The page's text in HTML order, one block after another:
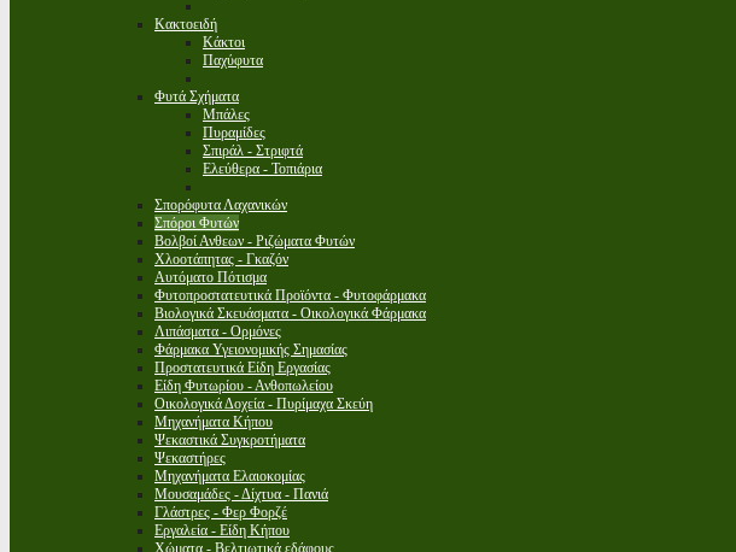
Κακτοειδή
Κάκτοι
Παχύφυτα
Φυτά Σχήματα
Μπάλες
Πυραμίδες
Σπιράλ - Στριφτά
Ελεύθερα - Τοπιάρια
Σπορόφυτα Λαχανικών
Σπόροι Φυτών
Βολβοί Ανθεων - Ριζώματα Φυτών
Χλοοτάπητας - Γκαζόν
Αυτόματο Πότισμα
Φυτοπροστατευτικά Προϊόντα - Φυτοφάρμακα
Βιολογικά Σκευάσματα - Οικολογικά Φάρμακα
Λιπάσματα - Ορμόνες
Φάρμακα Υγειονομικής Σημασίας
Προστατευτικά Είδη Εργασίας
Είδη Φυτωρίου - Ανθοπωλείου
Οικολογικά Δοχεία - Πυρίμαχα Σκεύη
Μηχανήματα Κήπου
Ψεκαστικά Συγκροτήματα
Ψεκαστήρες
Μηχανήματα Ελαιοκομίας
Μουσαμάδες - Δίχτυα - Πανιά
Γλάστρες - Φερ Φορζέ
Εργαλεία - Είδη Κήπου
Χώματα - Βελτιωτικά εδάφους